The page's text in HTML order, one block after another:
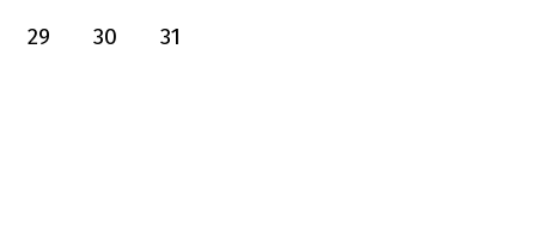
29
30 31